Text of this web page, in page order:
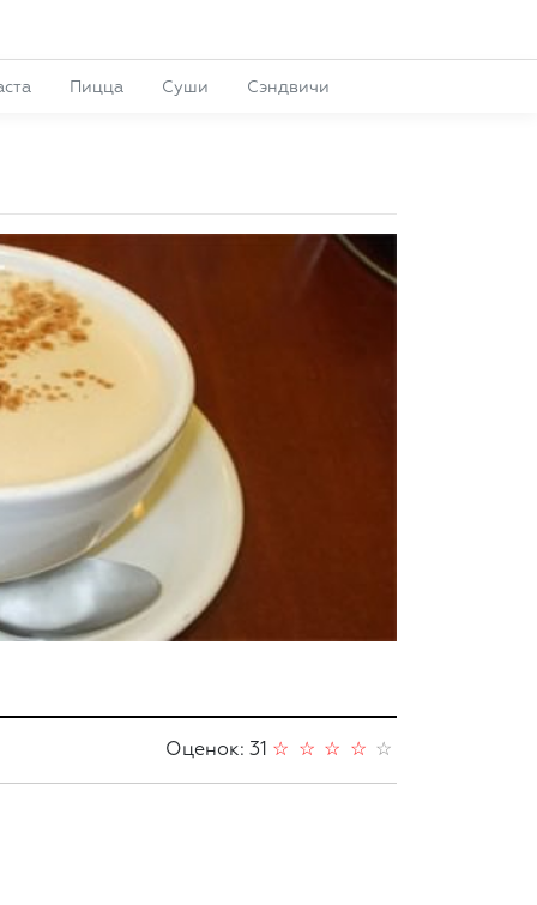
Пицца Суши Сэндвичи
Оценок: 31 ☆
☆
☆
☆
☆